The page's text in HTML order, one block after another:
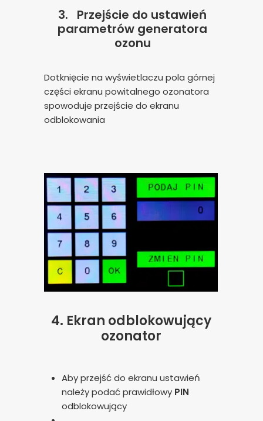
4. Ekran odblokowujący
ozonator
Aby przejść do ekranu ustawień
należy podać prawidłowy PIN
odblokowujący
3. Przejście do ustawień
parametrów generatora
ozonu
Dotknięcie na wyświetlaczu pola górnej
części ekranu powitalnego ozonatora
spowoduje przejście do ekranu
odblokowania